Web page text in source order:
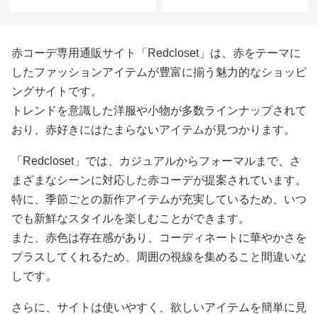
赤コーデ専用通販サイト「Redcloset」は、赤をテーマに
したファッションアイテムが豊富に揃う魅力的なショッピ
ングサイトです。
トレンドを意識した洋服や小物が多数ラインナップされて
おり、赤好きにはたまらないアイテムが見つかります。
「Redcloset」では、カジュアルからフォーマルまで、さ
まざまなシーンに対応した赤コーデが提案されています。
特に、季節ごとの新作アイテムが充実しているため、いつ
でも新鮮なスタイルを楽しむことができます。
また、赤色は存在感があり、コーディネートに華やかさを
プラスしてくれるため、周囲の視線を集めること間違いな
しです。
さらに、サイトは使いやすく、欲しいアイテムを簡単に見